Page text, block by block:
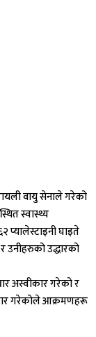
वायु सेनाले गरेको
स्वास्थ्य
घाइते
उद्धारको
अस्वीकार गरेको र
गरेकोले आक्रमणहरू